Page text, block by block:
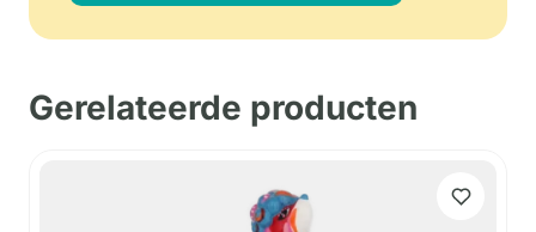
Gerelateerde producten